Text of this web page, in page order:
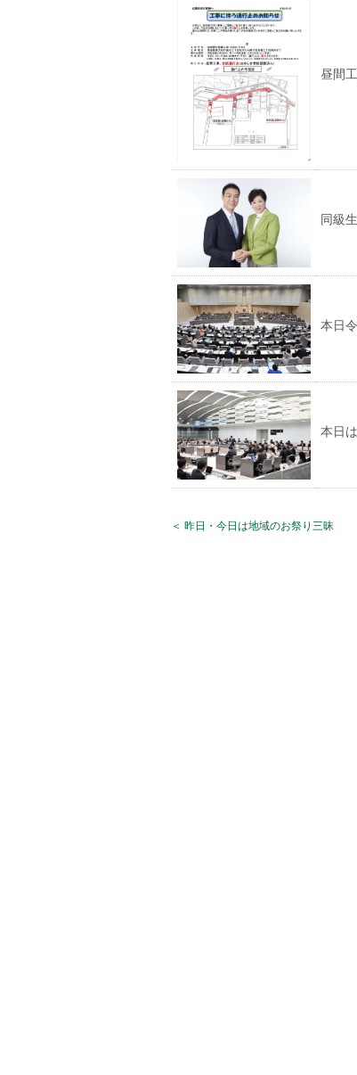
昼間
同級
本日
本日
＜ 昨日・今日は地域のお祭り三昧